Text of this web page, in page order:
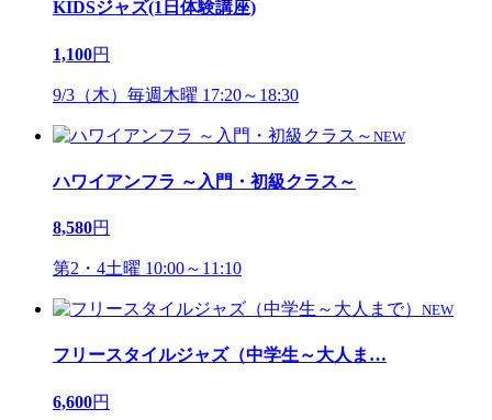
KIDSジャズ(1日体験講座)
1,100円
9/3（木）毎週木曜 17:20～18:30
NEW
ハワイアンフラ ～入門・初級クラス～
8,580円
第2・4土曜 10:00～11:10
NEW
フリースタイルジャズ（中学生～大人ま …
6,600円